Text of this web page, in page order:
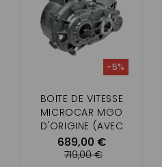
BOITE DE VITESSE
MICROCAR MGO
D'ORIGINE (AVEC
PRISE COMPTEUR SUR
LE COTÉ)
689,00 €
-5%
719,00 €